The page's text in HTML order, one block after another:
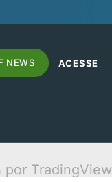
NEWS ACESSE
por TradingView